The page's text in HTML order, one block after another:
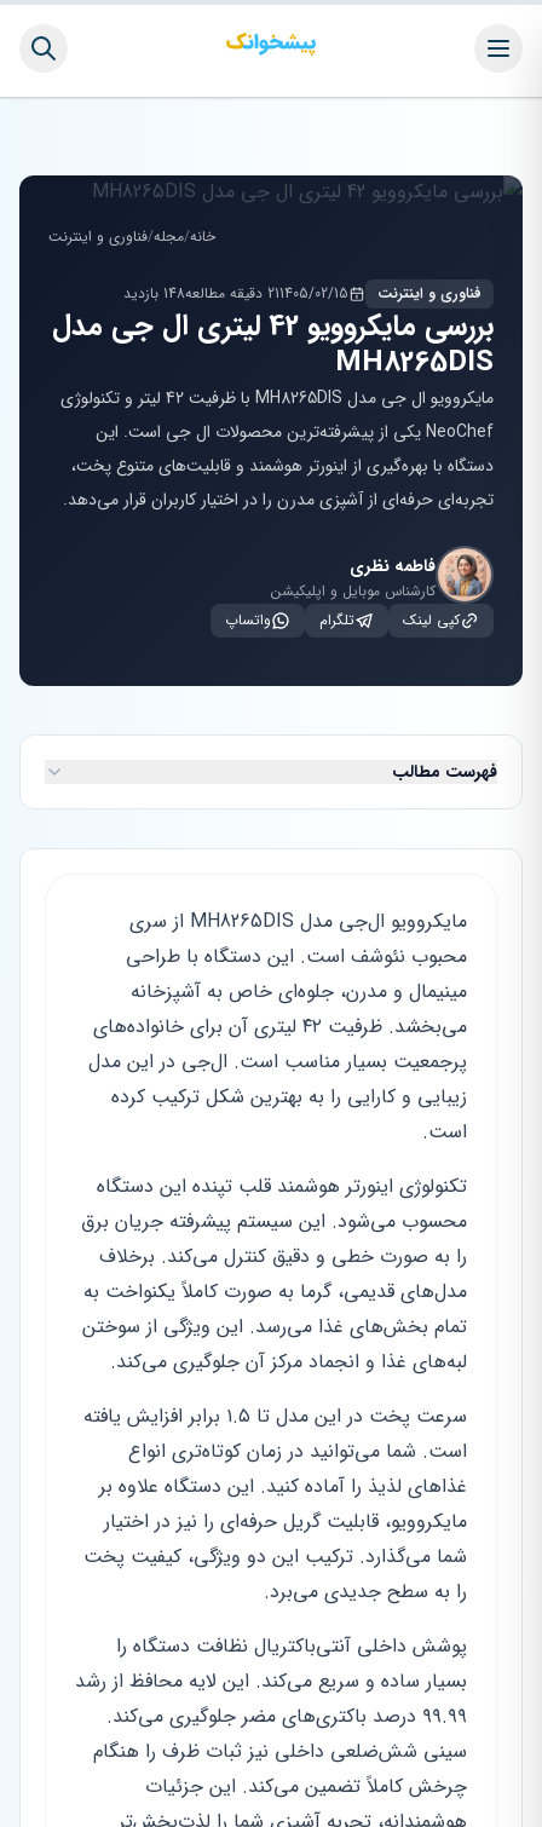
خانه/مجله/فناوری و اینترنت
فناوری و اینترنت 1405/02/1521 دقیقه مطالعه 148 بازدید
بررسی مایکروویو 42 لیتری ال جی مدل
MH8265DIS
مایکروویو ال جی مدل MH8265DIS با ظرفیت 42 لیتر و تکنولوژی
NeoChef یکی از پیشرفته‌ترین محصولات ال جی است. این
دستگاه با بهره‌گیری از اینورتر هوشمند و قابلیت‌های متنوع پخت،
تجربه‌ای حرفه‌ای از آشپزی مدرن را در اختیار کاربران قرار می‌دهد.
فاطمه نظری
کارشناس موبایل و اپلیکیشن
کپی لینک
تلگرام واتساپ
فهرست مطالب
مایکروویو ال‌جی مدل MH8265DIS از سری
محبوب نئوشف است. این دستگاه با طراحی
مینیمال و مدرن، جلوه‌ای خاص به آشپزخانه
می‌بخشد. ظرفیت ۴۲ لیتری آن برای خانواده‌های
پرجمعیت بسیار مناسب است. ال‌جی در این مدل
زیبایی و کارایی را به بهترین شکل ترکیب کرده
است.
تکنولوژی اینورتر هوشمند قلب تپنده این دستگاه
محسوب می‌شود. این سیستم پیشرفته جریان برق
را به صورت خطی و دقیق کنترل می‌کند. برخلاف
مدل‌های قدیمی، گرما به صورت کاملاً یکنواخت به
تمام بخش‌های غذا می‌رسد. این ویژگی از سوختن
لبه‌های غذا و انجماد مرکز آن جلوگیری می‌کند.
سرعت پخت در این مدل تا ۱.۵ برابر افزایش یافته
است. شما می‌توانید در زمان کوتاه‌تری انواع
غذاهای لذیذ را آماده کنید. این دستگاه علاوه بر
مایکروویو، قابلیت گریل حرفه‌ای را نیز در اختیار
شما می‌گذارد. ترکیب این دو ویژگی، کیفیت پخت
را به سطح جدیدی می‌برد.
پوشش داخلی آنتی‌باکتریال نظافت دستگاه را
بسیار ساده و سریع می‌کند. این لایه محافظ از رشد
۹۹.۹۹ درصد باکتری‌های مضر جلوگیری می‌کند.
سینی شش‌ضلعی داخلی نیز ثبات ظرف را هنگام
چرخش کاملاً تضمین می‌کند. این جزئیات